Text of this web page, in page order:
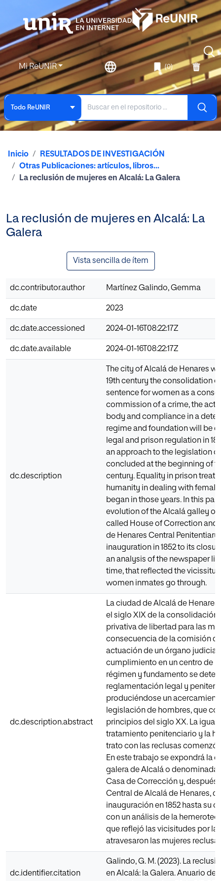
Mi ReUNIR (0)
Todo ReUNIR
Inicio
RESULTADOS DE INVESTIGACIÓN
Otras Publicaciones: artículos, libros...
La reclusión de mujeres en Alcalá: La Galera
La reclusión de mujeres en Alcalá: La
Galera
Vista sencilla de ítem
dc.contributor.author Martínez Galindo, Gemma
dc.date 2023
dc.date.accessioned 2024-01-16T08:22:17Z
dc.date.available 2024-01-16T08:22:17Z
dc.description
The city of Alcalá de Henares
19th century the consolidation
sentence for women as a
commission of a crime, the
body and compliance in a
regime and foundation will be
legal and prison regulation in
an approach to the legislation
concluded at the beginning of
century. Equality in prison
humanity in dealing with
began in those years. In this
evolution of the Alcalá galley or
called House of Correction and,
de Henares Central
inauguration in 1852 to its
an analysis of the newspaper
time, that reflected the
women inmates go through.
dc.description.abstract
La ciudad de Alcalá de
el siglo XIX de la consolidación
privativa de libertad para las
consecuencia de la comisión
actuación de un órgano judicial
cumplimiento en un centro de
régimen y fundamento se
reglamentación legal y
produciéndose un
legislación de hombres, que
principios del siglo XX. La
tratamiento penitenciario y la
trato con las reclusas comenzó
En este trabajo se expondrá la
galera de Alcalá o
Casa de Corrección y,
Central de Alcalá de Henares,
inauguración en 1852 hasta su
con un análisis de la
que reflejó las vicisitudes por
atravesaron las mujeres
dc.identifier.citation
Galindo, G. M. (2023). La
en Alcalá: la Galera. Anuario de